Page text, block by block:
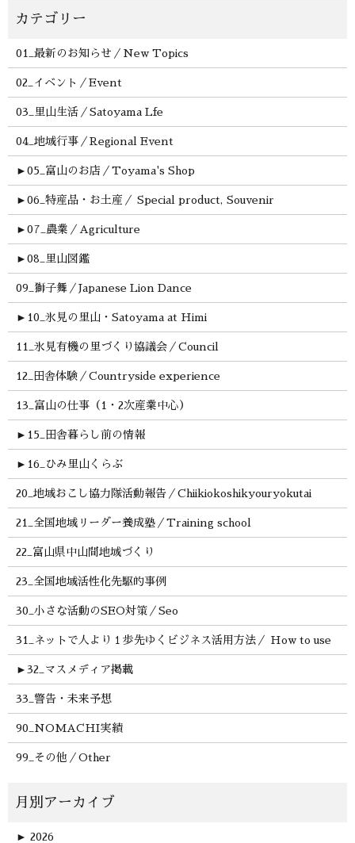
01_最新のお知らせ／New Topics
02_イベント／Event
03_里山生活／Satoyama Lfe
04_地域行事／Regional Event
► 05_富山のお店／Toyama's Shop
► 06_特産品・お土産／ Special product, Souvenir
► 07_農業／Agriculture
► 08_里山図鑑
09_獅子舞／Japanese Lion Dance
► 10_氷見の里山・Satoyama at Himi
11_氷見有機の里づくり協議会／Council
12_田舎体験／Countryside experience
13_富山の仕事（1・2次産業中心）
► 15_田舎暮らし前の情報
► 16_ひみ里山くらぶ
20_地域おこし協力隊活動報告／Chiikiokoshikyouryokutai
21_全国地域リーダー養成塾／Training school
22_富山県中山間地域づくり
23_全国地域活性化先駆的事例
30_小さな活動のSEO対策／Seo
31_ネットで人より１歩先ゆくビジネス活用方法／ How to use
► 32_マスメディア掲載
33_警告・未来予想
90_NOMACHI実績
99_その他／Other
► 2026